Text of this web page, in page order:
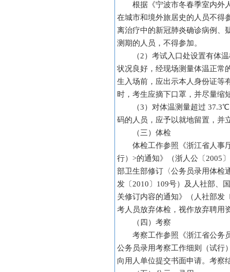
根据《宁波市冬春季室内外
在城市和境外旅居史的人员不得
离治疗中的新冠肺炎确诊病例、
测期的人员，不得参加。
（2）考试入口处设置有体
状况良好，经现场测量体温正常
生入场前，应出示本人身份证等
时，考生应摘下口罩，并尽量缩
（3）对体温测量超过
码的人员，应予以就地留置，并
（三）体检
体检工作参照《浙江省人事
行）>的通知》（浙人公〔2005
部卫生部修订〈公务员录用体检
发〔2010〕109号）及人社部、
关修订内容的通知》（人社部发
考人员放弃体检，视作放弃聘用
（四）考察
考察工作参照《浙江省公务
公务员录用考察工作细则（试行
向用人单位提交书面申请。考察